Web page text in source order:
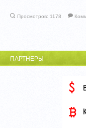
Просмотров: 1178
ПАРТНЕРЫ